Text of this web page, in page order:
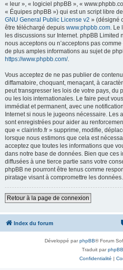
« leur », « logiciel phpBB », «
« Équipes phpBB ») qui est un script libre
GNU General Public License v2 » (désigné
être téléchargé depuis www.phpbb.com. Le
les discussions sur Internet. phpBB Limited
nous acceptons ou n’acceptons pas
de plus amples informations au sujet de
https://www.phpbb.com/.
Vous acceptez de ne pas publier de
diffamatoire, choquant, menaçant, à
peut transgresser les lois de votre pays, du
ou les lois internationales. Le faire peut
immédiat et permanent, avec une
Internet si nous le jugeons nécessaire. Les
sont enregistrées pour aider au
que « clairinfo.fr » supprime, modifie,
lorsque nous estimons que cela est
acceptez que toutes les informations que
dans notre base de données. Bien que ces
diffusées à une tierce partie sans votre
phpBB ne pourront être tenus comme
piratage visant à compromettre les données.
Retour à la page de connexion
Index du forum
Développé parphpBB® Forum
Traduit par
Confidentialité |